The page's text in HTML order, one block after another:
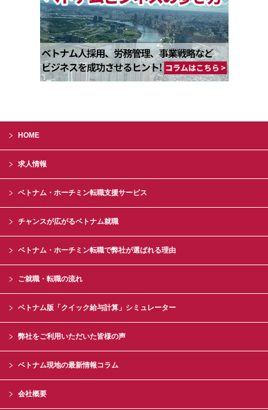
HOME
求人情報
ベトナム・ホーチミン転職支援サービス
チャンスが広がるベトナム就職
ベトナム・ホーチミン転職で弊社が選ばれる理由
ご就職・転職の流れ
ベトナム版「クイック給与計算」シミュレーター
弊社をご利用いただいた皆様の声
ベトナム現地の最新情報コラム
会社概要